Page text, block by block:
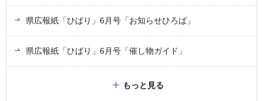
県広報紙「ひばり」6月号「お知らせひろば」
県広報紙「ひばり」6月号「催し物ガイド」
もっと見る